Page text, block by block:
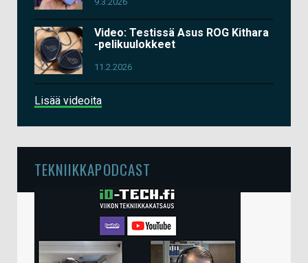
Video: Testissä Asus ROG Kithara
-pelikuulokkeet
11.2.2026
Lisää videoita
TEKNIIKKAPODCAST